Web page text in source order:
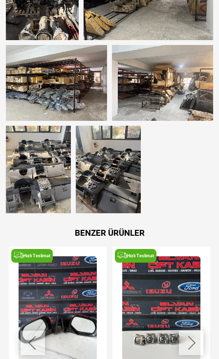
BENZER ÜRÜNLER
Hızlı Teslimat Hızlı Teslimat